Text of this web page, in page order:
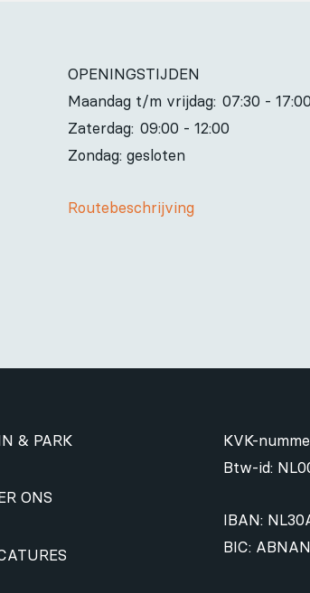
OPENINGSTIJDEN
Maandag t/m vrijdag: 07:30 - 17:00
Zaterdag: 09:00 - 12:00
Zondag: gesloten
Routebeschrijving
& PARK
ONS
KVK-
Btw-id:
IBAN:
BIC: